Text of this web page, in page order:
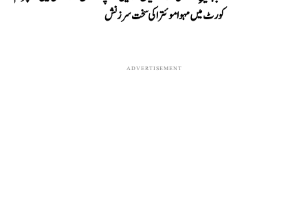
کورٹ میں مہوا موئترا کی سخت سرزنش
ADVERTISEMENT